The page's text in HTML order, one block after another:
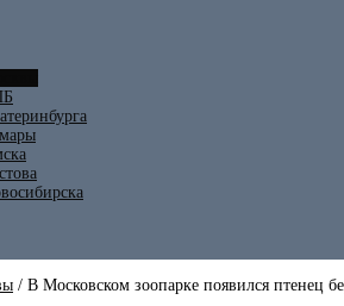
/ В Московском зоопарке появился птенец